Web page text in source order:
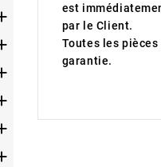
est
par le Client.
Toutes les
garantie.